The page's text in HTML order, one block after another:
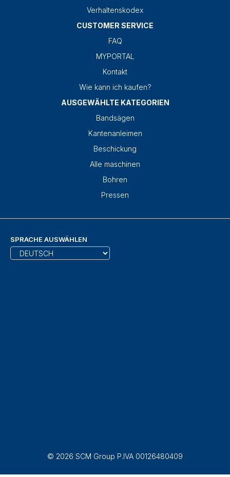
Verhaltenskodex
CUSTOMER SERVICE
FAQ
MYPORTAL
Kontakt
Wie kann ich kaufen?
AUSGEWÄHLTE KATEGORIEN
Bandsägen
Kantenanleimen
Beschickung
Alle maschinen
Bohren
Pressen
SPRACHE AUSWÄHLEN
© 2026 SCM Group P.IVA 00126480409